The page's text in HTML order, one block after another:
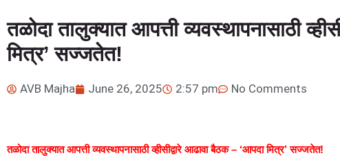
तळोदा तालुक्यात आपत्ती व्यवस्थापनासाठी
मित्र’ सज्जतेत!
AVB Majha June 26, 2025 2:57 pm No Comments
तळोदा तालुक्यात आपत्ती व्यवस्थापनासाठी व्हीसीद्वारे आढावा बैठक – ‘आपदा मित्र’ सज्जतेत!